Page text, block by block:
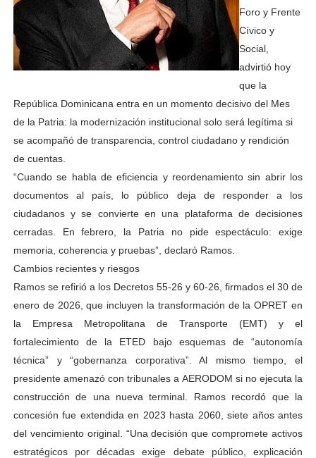
Foro y Frente
Cívico y
Social,
advirtió hoy
que la
República Dominicana entra en un momento decisivo del Mes
de la Patria: la modernización institucional solo será legítima si
se acompañó de transparencia, control ciudadano y rendición
de cuentas.
“Cuando se habla de eficiencia y reordenamiento sin abrir los
documentos al país, lo público deja de responder a los
ciudadanos y se convierte en una plataforma de decisiones
cerradas. En febrero, la Patria no pide espectáculo: exige
memoria, coherencia y pruebas”, declaró Ramos.
Cambios recientes y riesgos
Ramos se refirió a los Decretos 55-26 y 60-26, firmados el 30 de
enero de 2026, que incluyen la transformación de la OPRET en
la Empresa Metropolitana de Transporte (EMT) y el
fortalecimiento de la ETED bajo esquemas de “autonomía
técnica” y “gobernanza corporativa”. Al mismo tiempo, el
presidente amenazó con tribunales a AERODOM si no ejecuta la
construcción de una nueva terminal. Ramos recordó que la
concesión fue extendida en 2023 hasta 2060, siete años antes
del vencimiento original. “Una decisión que compromete activos
estratégicos por décadas exige debate público, explicación